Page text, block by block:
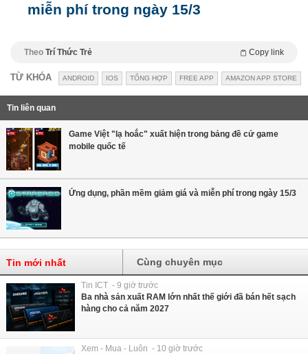
miễn phí trong ngày 15/3
Theo Trí Thức Trẻ Copy link
TỪ KHÓA ANDROID IOS TỔNG HỢP FREE APP AMAZON APP STORE
Tin liên quan
Game Việt "lạ hoắc" xuất hiện trong bảng đề cử game
mobile quốc tế
Ứng dụng, phần mềm giảm giá và miễn phí trong ngày 15/3
Tin mới nhất Cùng chuyên mục
Tin ICT - 9 giờ trước
Ba nhà sản xuất RAM lớn nhất thế giới đã bán hết sạch
hàng cho cả năm 2027
Xem - Mua - Luôn - 10 giờ trước